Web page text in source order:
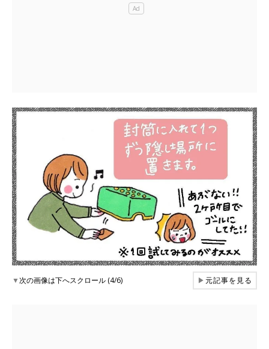
▼次の画像は下へスクロール (4/6) ▶元記事を見る